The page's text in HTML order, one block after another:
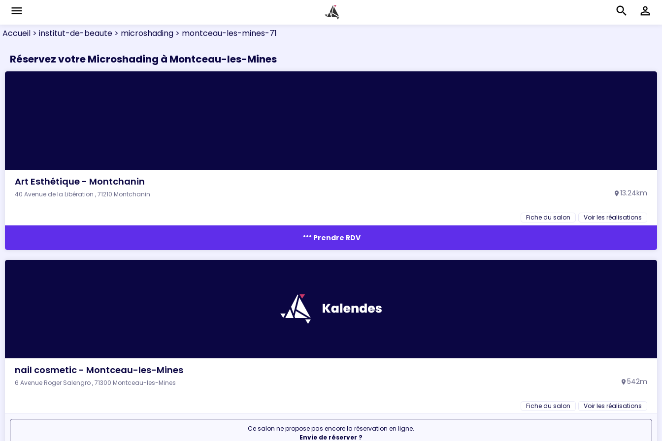
menu search perm_identity
Accueil > institut-de-beaute > microshading > montceau-les-mines-71
Réservez votre Microshading à Montceau-les-Mines
Art Esthétique - Montchanin
40 Avenue de la Libération , 71210 Montchanin location_on 13.24km
Fiche du salon Voir les réalisations
more_horiz Prendre RDV
nail cosmetic - Montceau-les-Mines
6 Avenue Roger Salengro , 71300 Montceau-les-Mines location_on 542m
Fiche du salon Voir les réalisations
Ce salon ne propose pas encore la réservation en ligne.
Envie de réserver ?